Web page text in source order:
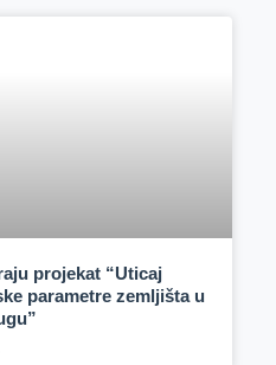
projekat “Uticaj
parametre zemljišta u